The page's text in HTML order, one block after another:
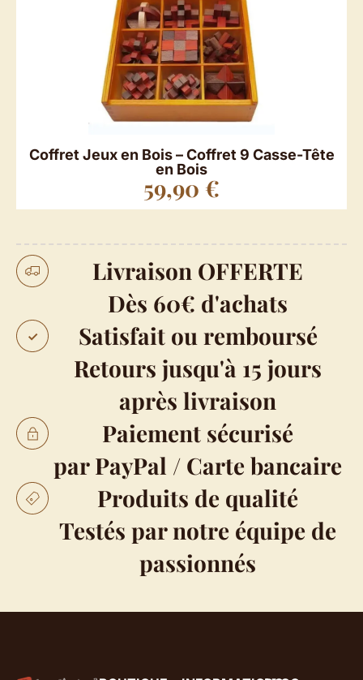
Coffret Jeux en Bois – Coffret 9 Casse-Tête
en Bois
59,90 €
Livraison OFFERTE
Dès 60€ d'achats
Satisfait ou remboursé
Retours jusqu'à 15 jours
après livraison
Paiement sécurisé
par PayPal / Carte bancaire
Produits de qualité
Testés par notre équipe de
passionnés